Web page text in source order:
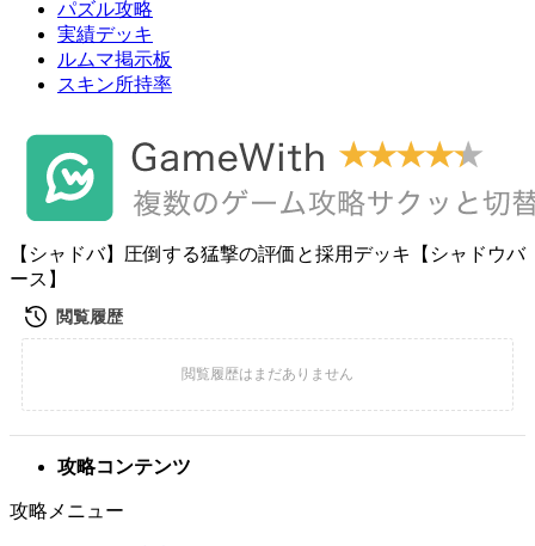
パズル攻略
実績デッキ
ルムマ掲示板
スキン所持率
【シャドバ】圧倒する猛撃の評価と採用デッキ【シャドウバ
ース】
攻略コンテンツ
攻略メニュー